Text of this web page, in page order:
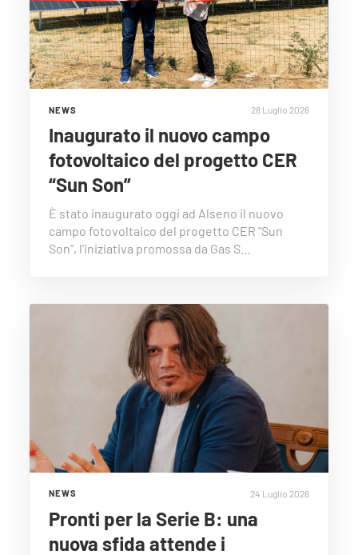
NEWS 28 Luglio 2026
Inaugurato il nuovo campo
fotovoltaico del progetto CER
“Sun Son”
È stato inaugurato oggi ad Alseno il nuovo
campo fotovoltaico del progetto CER "Sun
Son", l'iniziativa promossa da Gas S…
NEWS 24 Luglio 2026
Pronti per la Serie B: una
nuova sfida attende i